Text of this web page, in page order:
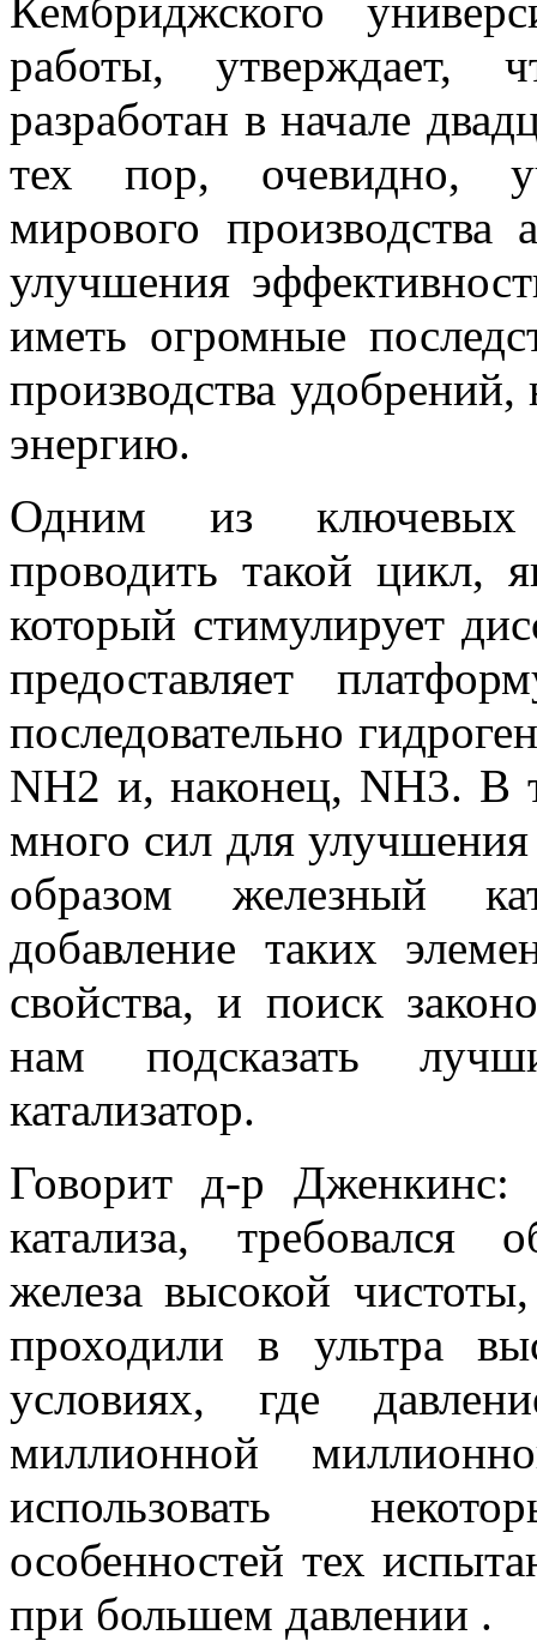
Кембриджского
работы, утверждает,
разработан в начале
тех пор, очевидно,
мирового
улучшения
иметь огромные
производства
энергию.
Одним из ключевых
проводить такой цикл,
который стимулирует
предоставляет
последовательно
NH2 и, наконец, NH3. В
много сил для
образом железный
добавление таких
свойства, и поиск
нам подсказать
катализатор.
Говорит д-р Дженкинс:
катализа, требовался
железа высокой
проходили в ультра
условиях, где
миллионной
использовать
особенностей тех
при большем давлении .